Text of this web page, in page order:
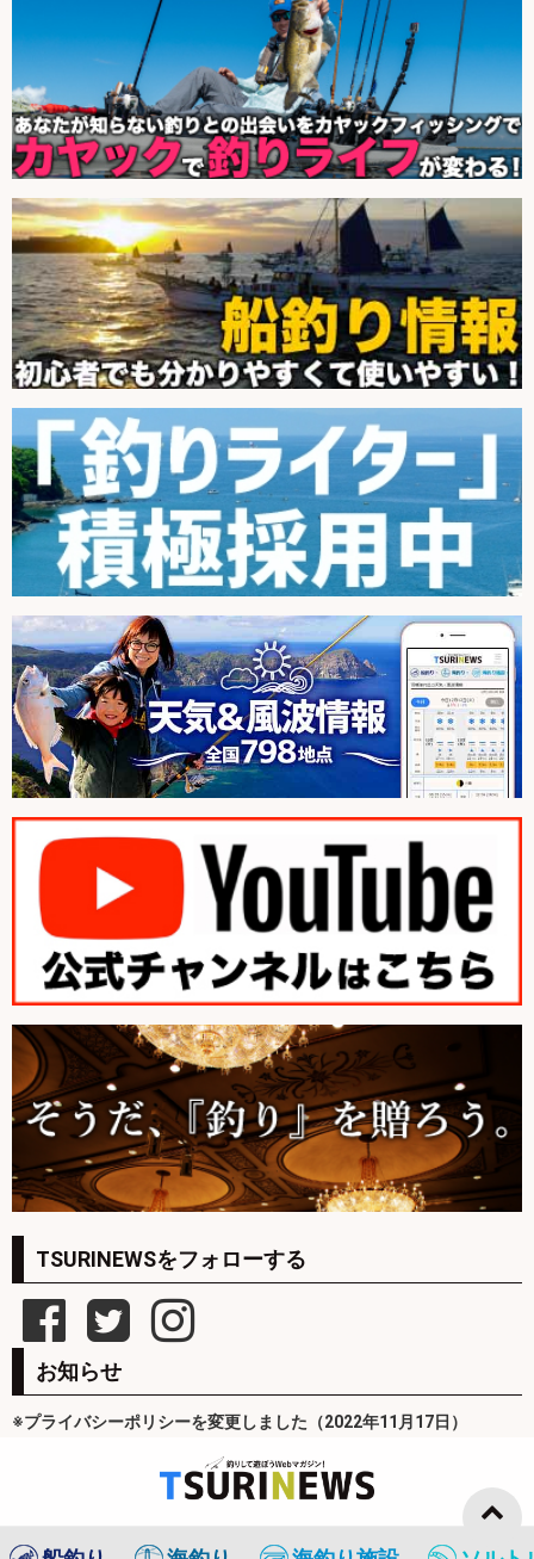
TSURINEWSをフォローする
お知らせ
※プライバシーポリシーを変更しました（2022年11月17日）